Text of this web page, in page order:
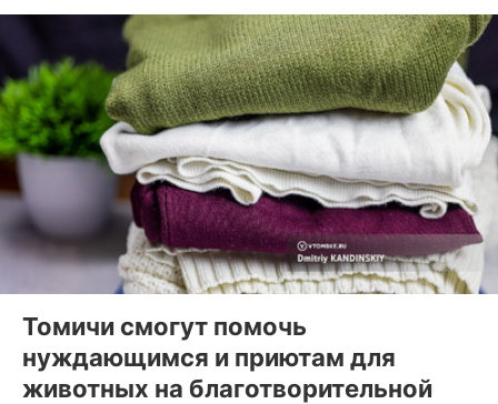
Томичи смогут помочь
нуждающимся и приютам для
животных на благотворительной